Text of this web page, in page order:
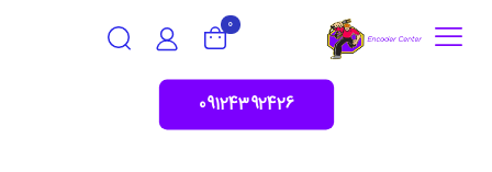
0
09124392426